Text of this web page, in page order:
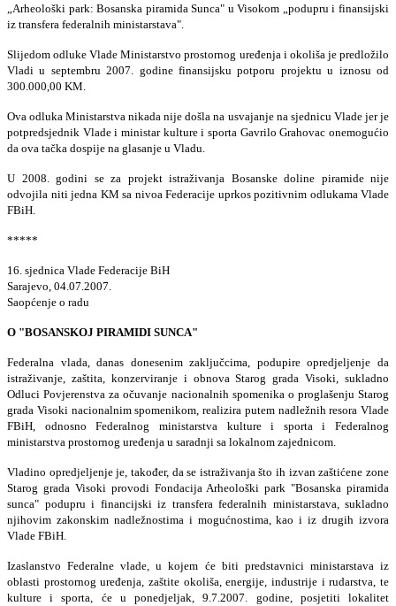
„Arheološki park: Bosanska piramida Sunca" u Visokom „podupru i finansijski
iz transfera federalnih ministarstava".
Slijedom odluke Vlade Ministarstvo prostornog uređenja i okoliša je predložilo
Vladi u septembru 2007. godine finansijsku potporu projektu u iznosu od
300.000,00 KM.
Ova odluka Ministarstva nikada nije došla na usvajanje na sjednicu Vlade jer je
potpredsjednik Vlade i ministar kulture i sporta Gavrilo Grahovac onemogućio
da ova tačka dospije na glasanje u Vladu.
U 2008. godini se za projekt istraživanja Bosanske doline piramide nije
odvojila niti jedna KM sa nivoa Federacije uprkos pozitivnim odlukama Vlade
FBiH.
*****
16. sjednica Vlade Federacije BiH
Sarajevo, 04.07.2007.
Saopćenje o radu
O "BOSANSKOJ PIRAMIDI SUNCA"
Federalna vlada, danas donesenim zaključcima, podupire opredjeljenje da
istraživanje, zaštita, konzerviranje i obnova Starog grada Visoki, sukladno
Odluci Povjerenstva za očuvanje nacionalnih spomenika o proglašenju Starog
grada Visoki nacionalnim spomenikom, realizira putem nadležnih resora Vlade
FBiH, odnosno Federalnog ministarstva kulture i sporta i Federalnog
ministarstva prostornog uređenja u saradnji sa lokalnom zajednicom.
Vladino opredjeljenje je, također, da se istraživanja što ih izvan zaštićene zone
Starog grada Visoki provodi Fondacija Arheološki park "Bosanska piramida
sunca" podupru i financijski iz transfera federalnih ministarstava, sukladno
njihovim zakonskim nadležnostima i mogućnostima, kao i iz drugih izvora
Vlade FBiH.
Izaslanstvo Federalne vlade, u kojem će biti predstavnici ministarstava iz
oblasti prostornog uređenja, zaštite okoliša, energije, industrije i rudarstva, te
kulture i sporta, će u ponedjeljak, 9.7.2007. godine, posjetiti lokalitet